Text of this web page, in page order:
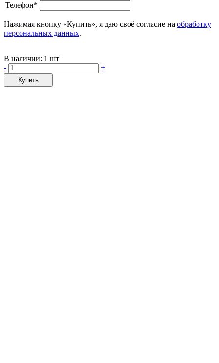
Телефон*
Нажимая кнопку «Купить», я даю своё согласие на обработку
персональных данных.
В наличии: 1 шт
-
+
Купить